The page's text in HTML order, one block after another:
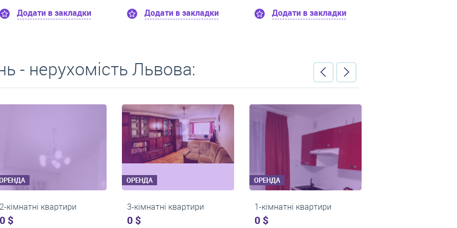
в закладки
Додати в закладки
Додати в закладки
- нерухомість Львова:
квартири
ОРЕНДА
2-кімнатні квартири
550 $
ОРЕНДА
2-кімнатні квартири
ОРЕНДА